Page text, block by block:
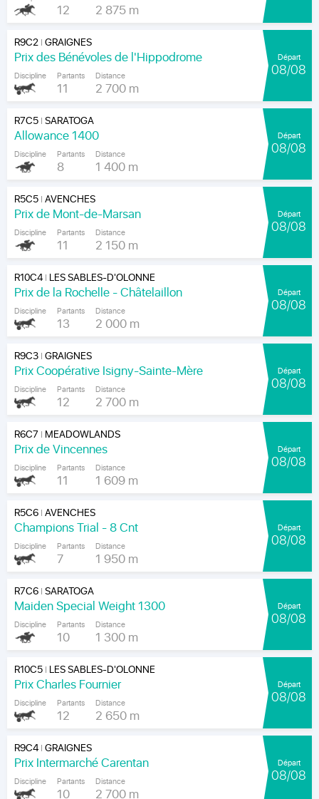
12 2 875 m
R9C2|GRAIGNES
Prix des Bénévoles de l'Hippodrome
Discipline Partants
11
Distance
2 700 m
Départ
08/08
R7C5|SARATOGA
Allowance 1400
Discipline Partants
8
Distance
1 400 m
Départ
08/08
R5C5|AVENCHES
Prix de Mont-de-Marsan
Discipline Partants
11
Distance
2 150 m
Départ
08/08
R10C4| LES SABLES-D'OLONNE
Prix de la Rochelle - Châtelaillon
Discipline Partants
13
Distance
2 000 m
Départ
08/08
R9C3|GRAIGNES
Prix Coopérative Isigny-Sainte-Mère
Discipline Partants
12
Distance
2 700 m
Départ
08/08
R6C7 | MEADOWLANDS
Prix de Vincennes
Discipline Partants
11
Distance
1 609 m
Départ
08/08
R5C6|AVENCHES
Champions Trial - 8 Cnt
Discipline Partants
7
Distance
1 950 m
Départ
08/08
R7C6|SARATOGA
Maiden Special Weight 1300
Discipline Partants
10
Distance
1 300 m
Départ
08/08
R10C5| LES SABLES-D'OLONNE
Prix Charles Fournier
Discipline Partants
12
Distance
2 650 m
Départ
08/08
R9C4|GRAIGNES
Prix Intermarché Carentan
Discipline Partants
10
Distance
2 700 m
Départ
08/08